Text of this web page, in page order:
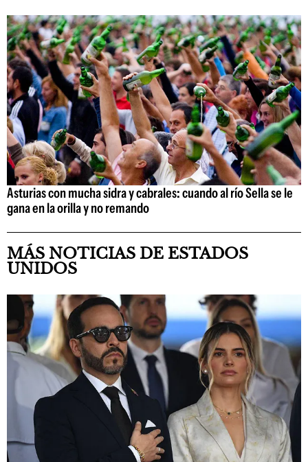
Asturias con mucha sidra y cabrales: cuando al río Sella se le
gana en la orilla y no remando
MÁS NOTICIAS DE ESTADOS
UNIDOS